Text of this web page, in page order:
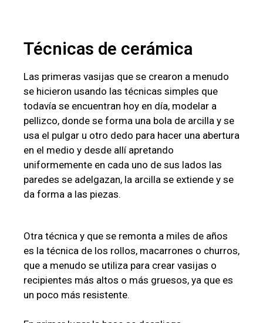
Técnicas de cerámica
Las primeras vasijas que se crearon a menudo
se hicieron usando las técnicas simples que
todavía se encuentran hoy en día, modelar a
pellizco, donde se forma una bola de arcilla y se
usa el pulgar u otro dedo para hacer una abertura
en el medio y desde allí apretando
uniformemente en cada uno de sus lados las
paredes se adelgazan, la arcilla se extiende y se
da forma a las piezas.
Otra técnica y que se remonta a miles de años
es la técnica de los rollos, macarrones o churros,
que a menudo se utiliza para crear vasijas o
recipientes más altos o más gruesos, ya que es
un poco más resistente.